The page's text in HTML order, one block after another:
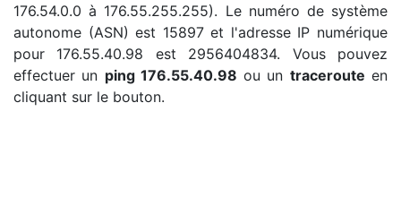
176.54.0.0 à 176.55.255.255). Le numéro de système
autonome (ASN) est 15897 et l'adresse IP numérique
pour 176.55.40.98 est 2956404834. Vous pouvez
effectuer un ping 176.55.40.98 ou un traceroute en
cliquant sur le bouton.